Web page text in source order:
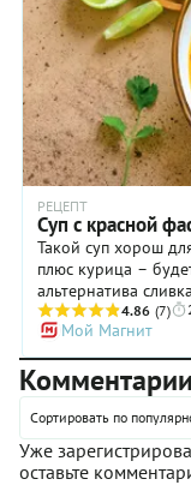
РЕЦЕПТ
Суп с красной
Такой суп хорош
плюс курица –
альтернатива
приготовления и
4.86 (7)
Мой Магнит
Комментарии
Сортировать по
Уже
оставьте